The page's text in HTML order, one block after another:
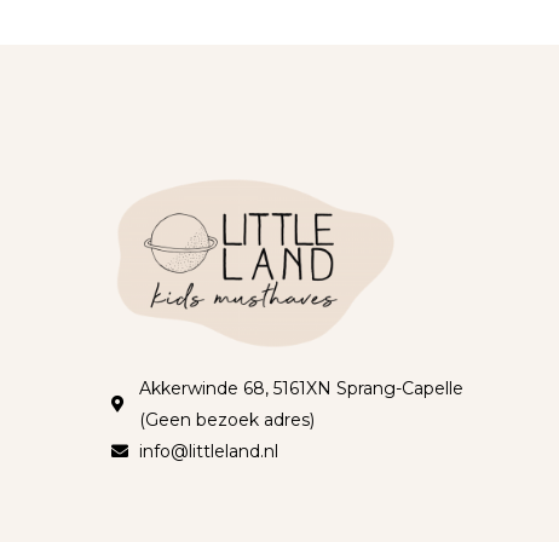
Akkerwinde 68, 5161XN Sprang-Capelle
(Geen bezoek adres)
info@littleland.nl